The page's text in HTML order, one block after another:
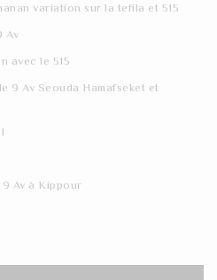
variation sur la tefila et 515
Av
avec le 515
9 Av Seouda Hamafseket et
Av à Kippour